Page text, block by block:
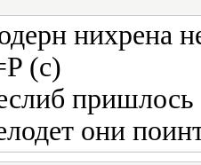
нихрена
(с)
они